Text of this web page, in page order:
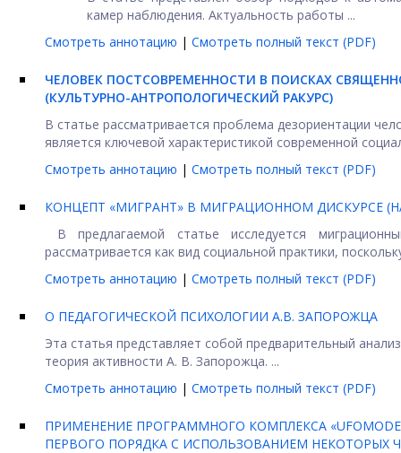
камер наблюдения. Актуальность работы ...
Смотреть аннотацию | Смотреть полный текст (PDF)
ЧЕЛОВЕК ПОСТСОВРЕМЕННОСТИ В ПОИСКАХ
(КУЛЬТУРНО-АНТРОПОЛОГИЧЕСКИЙ РАКУРС)
В статье рассматривается проблема дезориентации
является ключевой характеристикой современной
Смотреть аннотацию | Смотреть полный текст (PDF)
КОНЦЕПТ «МИГРАНТ» В МИГРАЦИОННОМ ДИСКУРСЕ
В предлагаемой статье исследуется
рассматривается как вид социальной практики,
Смотреть аннотацию | Смотреть полный текст (PDF)
О ПЕДАГОГИЧЕСКОЙ ПСИХОЛОГИИ А.В. ЗАПОРОЖЦА
Эта статья представляет собой предварительный
теория активности А. В. Запорожца. ...
Смотреть аннотацию | Смотреть полный текст (PDF)
ПРИМЕНЕНИЕ ПРОГРАММНОГО КОМПЛЕКСА
ПЕРВОГО ПОРЯДКА С ИСПОЛЬЗОВАНИЕМ НЕКОТОРЫХ